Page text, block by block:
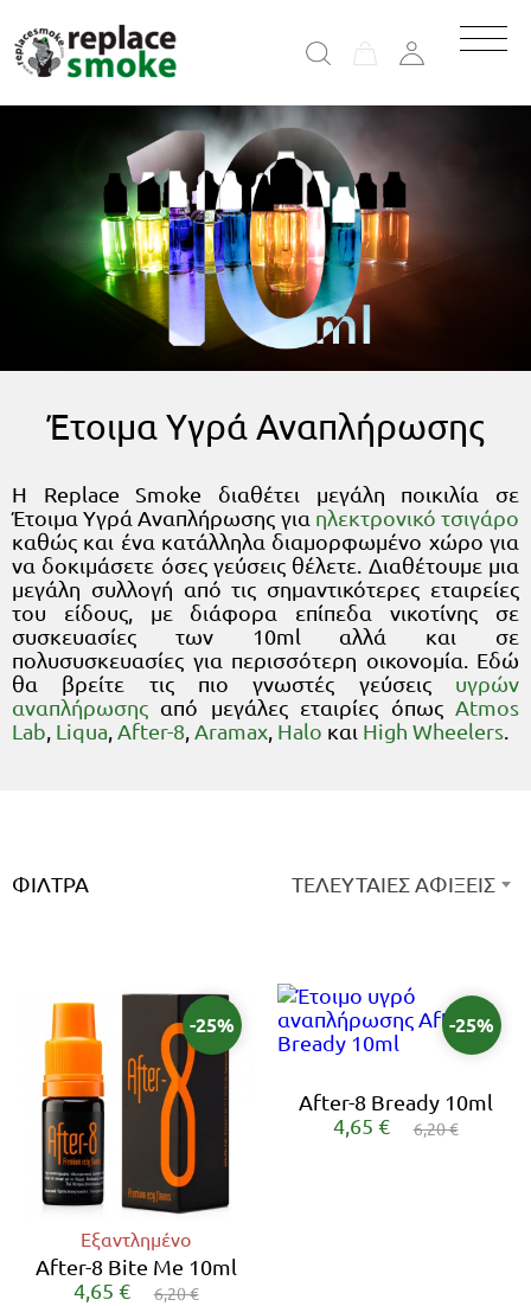
Έτοιμα Υγρά Αναπλήρωσης
Η Replace Smoke διαθέτει μεγάλη ποικιλία σε
Έτοιμα Υγρά Αναπλήρωσης για ηλεκτρονικό τσιγάρο
καθώς και ένα κατάλληλα διαμορφωμένο χώρο για
να δοκιμάσετε όσες γεύσεις θέλετε. Διαθέτουμε μια
μεγάλη συλλογή από τις σημαντικότερες εταιρείες
του είδους, με διάφορα επίπεδα νικοτίνης σε
συσκευασίες των 10ml αλλά και σε
πολυσυσκευασίες για περισσότερη οικονομία. Εδώ
θα βρείτε τις πιο γνωστές γεύσεις υγρών
αναπλήρωσης από μεγάλες εταιρίες όπως Atmos
Lab, Liqua,After-8,Aramax, Halo και High Wheelers.
ΦΊΛΤΡΑ ΤΕΛΕΥΤΑΙΕΣ ΑΦΙΞΕΙΣ
-25%
Εξαντλημένο
After-8 Bite Me 10ml
4,65 €
6,20 €
-25%
After-8 Bready 10ml
4,65 €
6,20 €